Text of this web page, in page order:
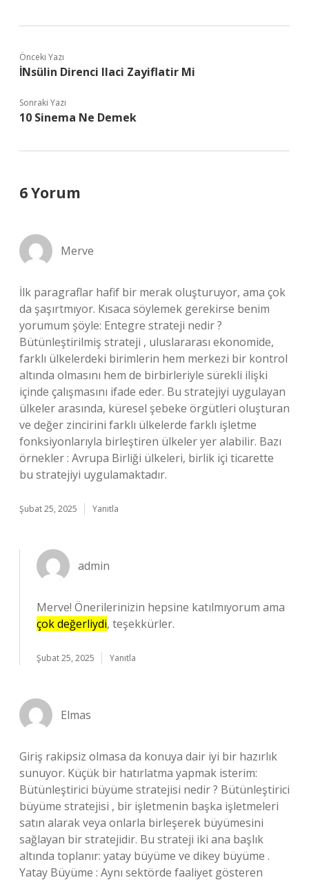
Önceki Yazı
İNsülin Direnci Ilaci Zayiflatir Mi
Sonraki Yazı
10 Sinema Ne Demek
6 Yorum
Merve
İlk paragraflar hafif bir merak oluşturuyor, ama çok
da şaşırtmıyor. Kısaca söylemek gerekirse benim
yorumum şöyle: Entegre strateji nedir ?
Bütünleştirilmiş strateji , uluslararası ekonomide,
farklı ülkelerdeki birimlerin hem merkezi bir kontrol
altında olmasını hem de birbirleriyle sürekli ilişki
içinde çalışmasını ifade eder. Bu stratejiyi uygulayan
ülkeler arasında, küresel şebeke örgütleri oluşturan
ve değer zincirini farklı ülkelerde farklı işletme
fonksiyonlarıyla birleştiren ülkeler yer alabilir. Bazı
örnekler : Avrupa Birliği ülkeleri, birlik içi ticarette
bu stratejiyi uygulamaktadır.
Şubat 25, 2025 Yanıtla
admin
Merve! Önerilerinizin hepsine katılmıyorum ama
çok değerliydi, teşekkürler.
Şubat 25, 2025 Yanıtla
Elmas
Giriş rakipsiz olmasa da konuya dair iyi bir hazırlık
sunuyor. Küçük bir hatırlatma yapmak isterim:
Bütünleştirici büyüme stratejisi nedir ? Bütünleştirici
büyüme stratejisi , bir işletmenin başka işletmeleri
satın alarak veya onlarla birleşerek büyümesini
sağlayan bir stratejidir. Bu strateji iki ana başlık
altında toplanır: yatay büyüme ve dikey büyüme .
Yatay Büyüme : Aynı sektörde faaliyet gösteren